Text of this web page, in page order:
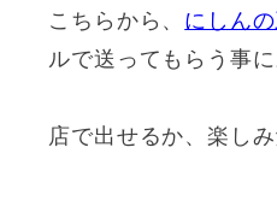
こちらから、 にしん
ルで送ってもらう事に
店で出せるか、楽しみ